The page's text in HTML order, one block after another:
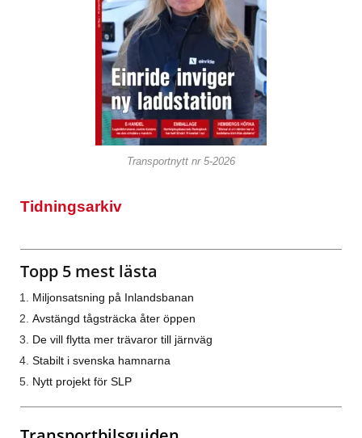
Transportnytt nr 5-2026
Tidningsarkiv
Topp 5 mest lästa
Miljonsatsning på Inlandsbanan
Avstängd tågsträcka åter öppen
De vill flytta mer trävaror till järnväg
Stabilt i svenska hamnarna
Nytt projekt för SLP